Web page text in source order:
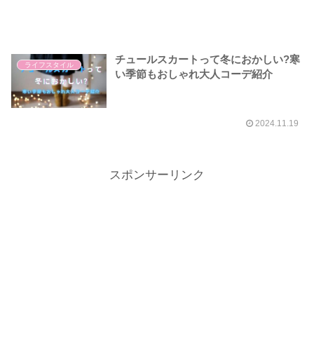
ライフスタイル
チュールスカートって冬におかしい?寒
い季節もおしゃれ大人コーデ紹介
2024.11.19
スポンサーリンク